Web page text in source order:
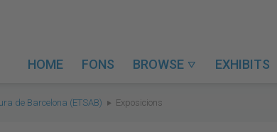
HOME FONS BROWSE  EXHIBITS
de Barcelona (ETSAB) Exposicions